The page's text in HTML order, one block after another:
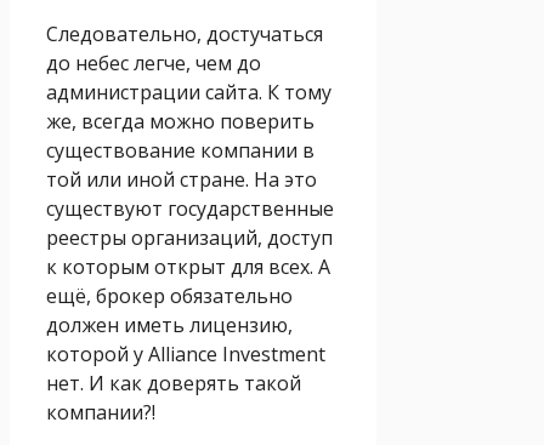
Следовательно, достучаться
до небес легче, чем до
администрации сайта. К тому
же, всегда можно поверить
существование компании в
той или иной стране. На это
существуют государственные
реестры организаций, доступ
к которым открыт для всех. А
ещё, брокер обязательно
должен иметь лицензию,
которой у Alliance Investment
нет. И как доверять такой
компании?!